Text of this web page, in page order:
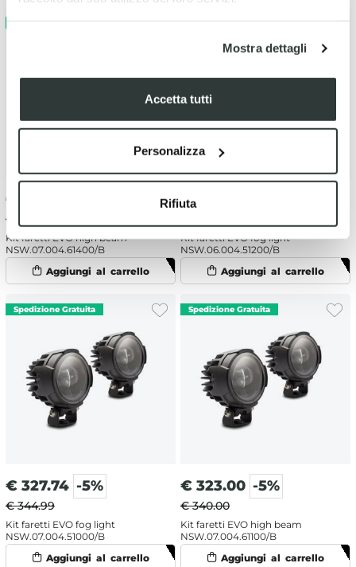
Mostra dettagli
Accetta tutti
Personalizza
Rifiuta
€
€ 350.01
Kit faretti EVO high beam
NSW.07.004.61400/B
€
Kit faretti EVO fog light
NSW.06.004.51200/B
€ 327.74 -5%
€ 344.99
Kit faretti EVO fog light
NSW.07.004.51000/B
€ 323.00 -5%
€ 340.00
Kit faretti EVO high beam
NSW.07.004.61100/B